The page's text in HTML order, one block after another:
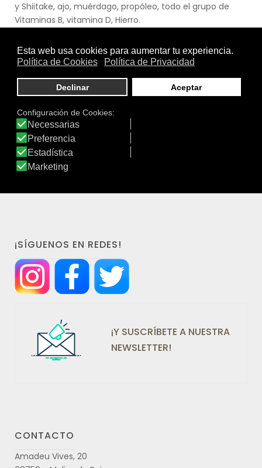
y Shiitake, ajo, muérdago, propóleo, todo el grupo de
Vitaminas B, vitamina D, Hierro.
DATOS IDERMO
Productos: 4.475
Productos visitados: 55.856.862
Laboratorios: 109
Marcas: 413
¡SÍGUENOS EN REDES!
¡Y SUSCRÍBETE A NUESTRA
NEWSLETTER!
CONTACTO
Amadeu Vives, 20